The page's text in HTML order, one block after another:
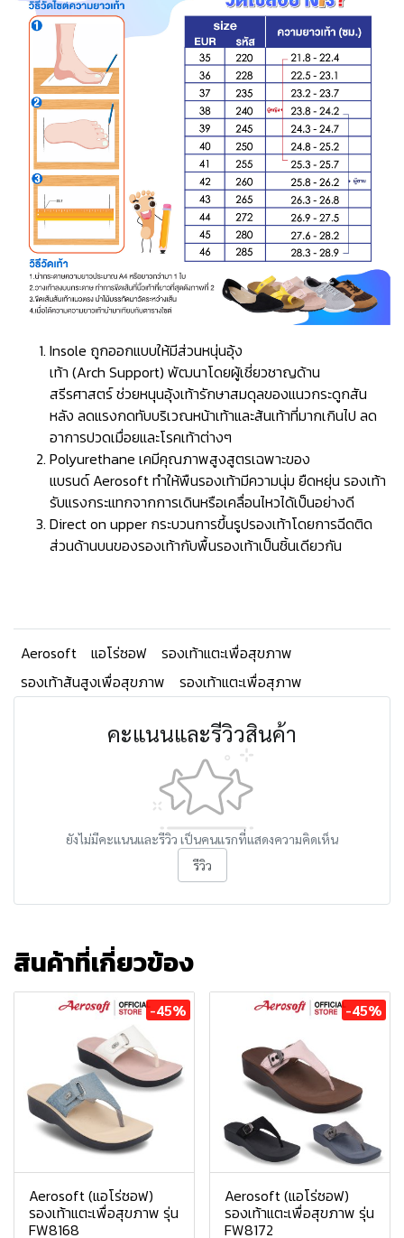
Insole ถูกออกแบบให้มีส่วนหนุ่นอุ้ง
เท้า (Arch Support) พัฒนาโดยผู้เชี่ยวชาญด้าน
สรีรศาสตร์ ช่วยหนุนอุ้งเท้ารักษาสมดุลของแนวกระดูกสัน
หลัง ลดแรงกดทับบริเวณหน้าเท้าและส้นเท้าที่มากเกินไป ลด
อาการปวดเมื่อยและโรคเท้าต่างๆ
Polyurethane เคมีคุณภาพสูงสูตรเฉพาะของ
แบรนด์ Aerosoft ทำให้พืนรองเท้ามีความนุ่ม ยืดหยุ่น รองเท้า
รับแรงกระแทกจากการเดินหรือเคลื่อนไหวได้เป็นอย่างดี
Direct on upper กระบวนการขึ้นรูปรองเท้าโดยการฉีดติด
ส่วนด้านบนของรองเท้ากับพื้นรองเท้าเป็นชิ้นเดียวกัน
Aerosoft แอโร่ซอฟ
รองเท้าแตะเพื่อสุขภาพ
รองเท้าส้นสูงเพื่อสุขภาพ
รองเท้าแตะเพื่อสุภาพ
คะแนนและรีวิวสินค้า
ยังไม่มีคะแนนและรีวิว เป็นคนแรกที่แสดงความคิดเห็น
รีวิว
สินค้าที่เกี่ยวข้อง
-45%
Aerosoft (แอโร่ซอฟ)
รองเท้าแตะเพื่อสุขภาพ รุ่น
FW8168
-45%
Aerosoft (แอโร่ซอฟ)
รองเท้าแตะเพื่อสุขภาพ รุ่น
FW8172